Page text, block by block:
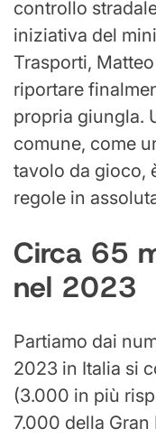
controllo
iniziativa del
Trasporti,
riportare
propria giungla.
comune, come
tavolo da gioco,
regole in
Circa 65
nel 2023
Partiamo dai
2023 in Italia si
(3.000 in più
7.000 della